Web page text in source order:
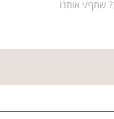
שתף/י אותנו